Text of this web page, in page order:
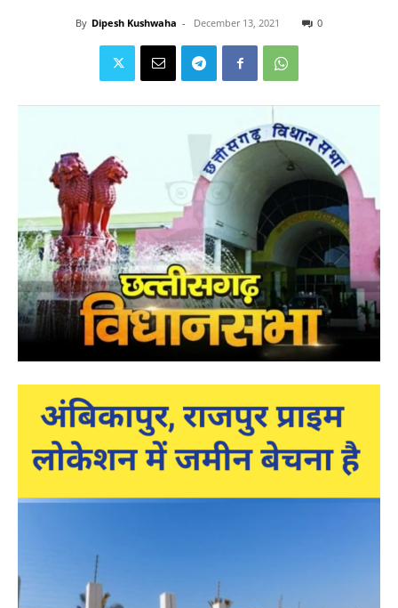
By Dipesh Kushwaha - December 13, 2021 0